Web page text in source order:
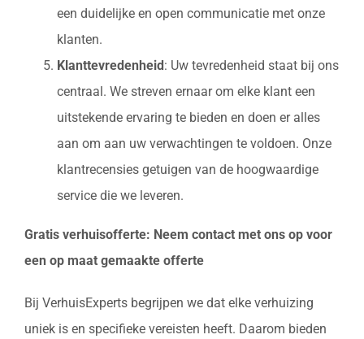
een duidelijke en open communicatie met onze
klanten.
Klanttevredenheid : Uw tevredenheid staat bij ons
centraal. We streven ernaar om elke klant een
uitstekende ervaring te bieden en doen er alles
aan om aan uw verwachtingen te voldoen. Onze
klantrecensies getuigen van de hoogwaardige
service die we leveren.
Gratis verhuisofferte: Neem contact met ons op voor
een op maat gemaakte offerte
Bij VerhuisExperts begrijpen we dat elke verhuizing
uniek is en specifieke vereisten heeft. Daarom bieden